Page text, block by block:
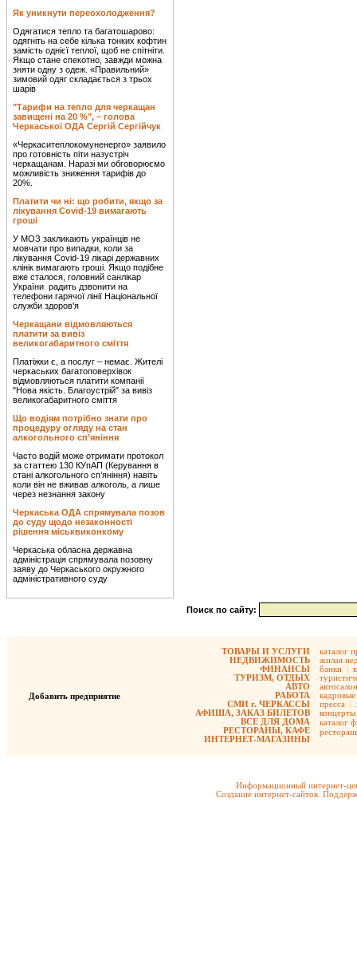
Як уникнути переохолодження?
Одягатися тепло та багатошарово:
одягніть на себе кілька тонких кофтин
замість однієї теплої, щоб не спітніти.
Якщо стане спекотно, завжди можна
зняти одну з одеж. «Правильний»
зимовий одяг складається з трьох
шарів
"Тарифи на тепло для черкащан
завищені на 20 %", – голова
Черкаської ОДА Сергій Сергійчук
«Черкаситеплокомуненерго» заявило
про готовність піти назустріч
черкащанам. Наразі ми обговорюємо
можливість зниження тарифів до
20%.
Платити чи ні: що робити, якщо за
лікування Covid-19 вимагають
гроші
У МОЗ закликають українців не
мовчати про випадки, коли за
лікування Covid-19 лікарі державних
клінік вимагають гроші. Якщо подібне
вже сталося, головний санлікар
України радить дзвонити на
телефони гарячої лінії Національної
служби здоров'я
Черкащани відмовляються
платити за вивіз
великогабаритного сміття
Платіжки є, а послуг – немає. Жителі
черкаських багатоповерхівок
відмовляються платити компанії
"Нова якість. Благоустрій" за вивіз
великогабаритного сміття
Що водіям потрібно знати про
процедуру огляду на стан
алкогольного сп’яніння
Часто водій може отримати протокол
за статтею 130 КУпАП (Керування в
стані алкогольного сп’яніння) навіть
коли він не вживав алкоголь, а лише
через незнання закону
Черкаська ОДА спрямувала позов
до суду щодо незаконності
рішення міськвиконкому
Черкаська обласна державна
адміністрація спрямувала позовну
заяву до Черкаського окружного
адміністративного суду
Поиск по сайту:
Добавить предприятие
ТОВАРЫ И УСЛУГИ
НЕДВИЖИМОСТЬ
ФИНАНСЫ
ТУРИЗМ, ОТДЫХ
АВТО
РАБОТА
СМИ г. ЧЕРКАССЫ
АФИША, ЗАКАЗ БИЛЕТОВ
ВСЕ ДЛЯ ДОМА
РЕСТОРАНЫ, КАФЕ
ИНТЕРНЕТ-МАГАЗИНЫ
каталог
жилая
банки |
кадровые
пресса |
концерты
каталог
Информационный интернет-
Создание интернет-сайтов.